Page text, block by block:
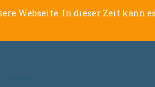
Webseite. In dieser Zeit kann